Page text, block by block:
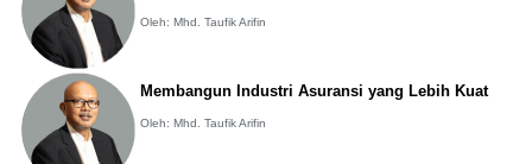
Oleh: Mhd. Taufik Arifin
Membangun Industri Asuransi yang Lebih Kuat
Oleh: Mhd. Taufik Arifin